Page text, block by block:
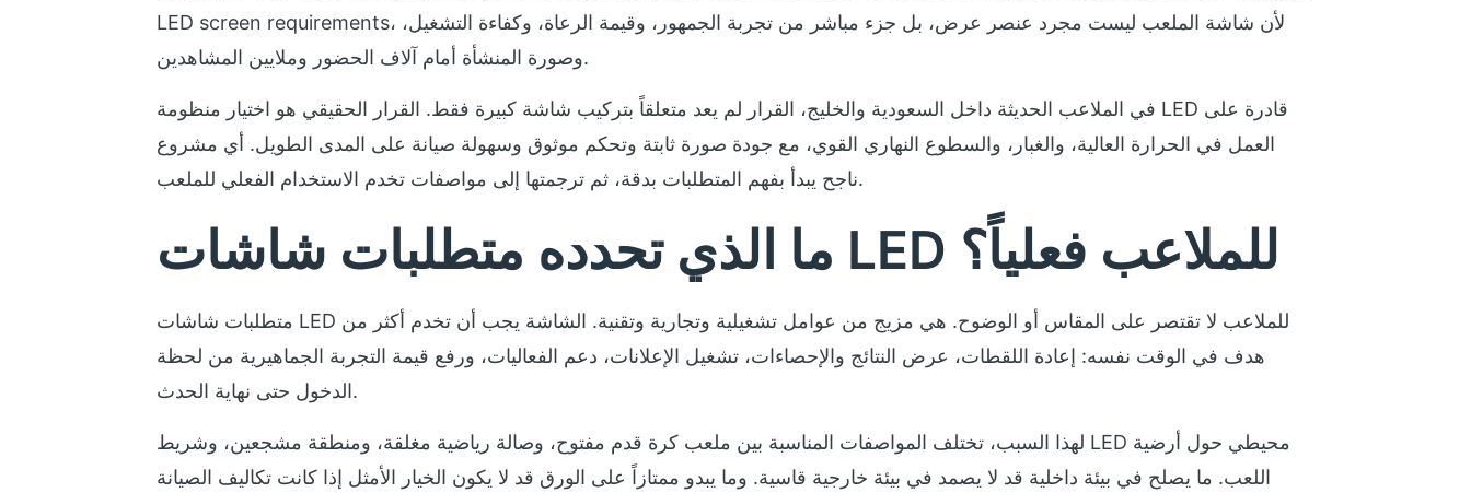
LED screen requirements، لأن شاشة الملعب ليست مجرد عنصر عرض، بل جزء مباشر من تجربة الجمهور، وقيمة الرعاة، وكفاءة التشغيل،
وصورة المنشأة أمام آلاف الحضور وملايين المشاهدين.
في الملاعب الحديثة داخل السعودية والخليج، القرار لم يعد متعلقاً بتركيب شاشة كبيرة فقط. القرار الحقيقي هو اختيار منظومة LED قادرة على
العمل في الحرارة العالية، والغبار، والسطوع النهاري القوي، مع جودة صورة ثابتة وتحكم موثوق وسهولة صيانة على المدى الطويل. أي مشروع
ناجح يبدأ بفهم المتطلبات بدقة، ثم ترجمتها إلى مواصفات تخدم الاستخدام الفعلي للملعب.
ما الذي تحدده متطلبات شاشات LED للملاعب فعلياً؟
متطلبات شاشات LED للملاعب لا تقتصر على المقاس أو الوضوح. هي مزيج من عوامل تشغيلية وتجارية وتقنية. الشاشة يجب أن تخدم أكثر من
هدف في الوقت نفسه: إعادة اللقطات، عرض النتائج والإحصاءات، تشغيل الإعلانات، دعم الفعاليات، ورفع قيمة التجربة الجماهيرية من لحظة
الدخول حتى نهاية الحدث.
لهذا السبب، تختلف المواصفات المناسبة بين ملعب كرة قدم مفتوح، وصالة رياضية مغلقة، ومنطقة مشجعين، وشريط LED محيطي حول أرضية
اللعب. ما يصلح في بيئة داخلية قد لا يصمد في بيئة خارجية قاسية. وما يبدو ممتازاً على الورق قد لا يكون الخيار الأمثل إذا كانت تكاليف الصيانة